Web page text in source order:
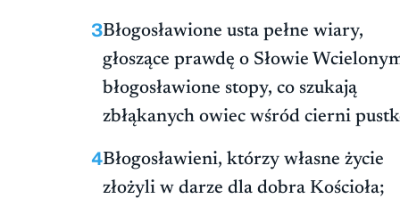
3Błogosławione usta pełne wiary,
głoszące prawdę o Słowie
błogosławione stopy, co szukają
zbłąkanych owiec wśród cierni
4Błogosławieni, którzy własne życie
złożyli w darze dla dobra Kościoła;